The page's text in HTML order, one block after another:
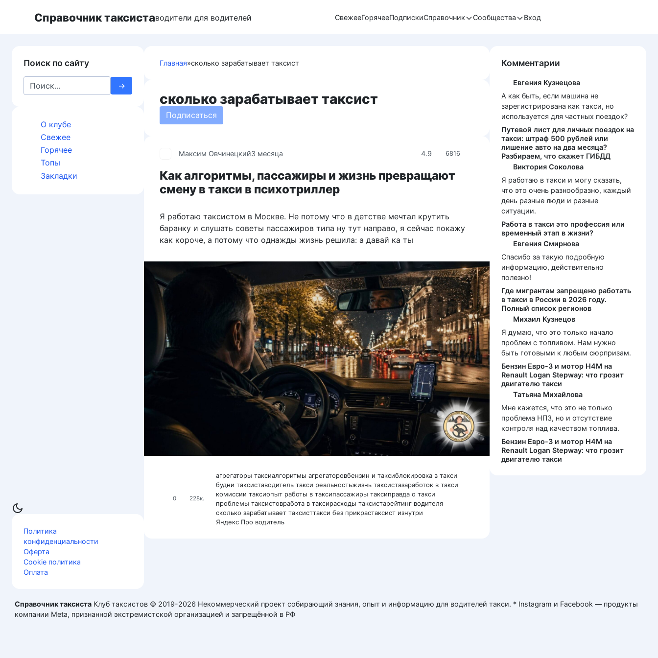
Справочник таксиставодители для водителей СвежееГорячееПодпискиСправочник Сообщества Вход
Главная»сколько зарабатывает таксист
сколько зарабатывает таксист
Подписаться
6816
4.9
Максим Овчинецкий3 месяца
Как алгоритмы, пассажиры и жизнь превращают
смену в такси в психотриллер
Я работаю таксистом в Москве. Не потому что в детстве мечтал крутить
баранку и слушать советы пассажиров типа ну тут направо, я сейчас покажу
как короче, а потому что однажды жизнь решила: а давай ка ты
0 228к.
агрегаторы таксиалгоритмы агрегаторовбензин и таксиблокировка в такси
будни таксиставодитель такси реальностьжизнь таксистазаработок в такси
комиссии таксиопыт работы в таксипассажиры таксиправда о такси
проблемы таксистовработа в таксирасходы таксистарейтинг водителя
сколько зарабатывает таксисттакси без прикрастаксист изнутри
Яндекс Про водитель
Поиск по сайту
Search
for:
О клубе
Свежее
Горячее
Топы
Закладки
Политика
конфиденциальности
Оферта
Cookie политика
Оплата
Комментарии
Евгения Кузнецова
А как быть, если машина не
зарегистрирована как такси, но
используется для частных поездок?
Путевой лист для личных поездок на
такси: штраф 500 рублей или
лишение авто на два месяца?
Разбираем, что скажет ГИБДД
Виктория Соколова
Я работаю в такси и могу сказать,
что это очень разнообразно, каждый
день разные люди и разные
ситуации.
Работа в такси это профессия или
временный этап в жизни?
Евгения Смирнова
Спасибо за такую подробную
информацию, действительно
полезно!
Где мигрантам запрещено работать
в такси в России в 2026 году.
Полный список регионов
Михаил Кузнецов
Я думаю, что это только начало
проблем с топливом. Нам нужно
быть готовыми к любым сюрпризам.
Бензин Евро-3 и мотор H4M на
Renault Logan Stepway: что грозит
двигателю такси
Татьяна Михайлова
Мне кажется, что это не только
проблема НПЗ, но и отсутствие
контроля над качеством топлива.
Бензин Евро-3 и мотор H4M на
Renault Logan Stepway: что грозит
двигателю такси
Справочник таксиста Клуб таксистов © 2019-2026 Некоммерческий проект собирающий знания, опыт и информацию для водителей такси. * Instagram и Facebook — продукты
компании Meta, признанной экстремистской организацией и запрещённой в РФ